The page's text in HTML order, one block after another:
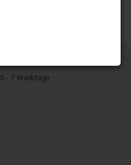
5 - 7 Werktage